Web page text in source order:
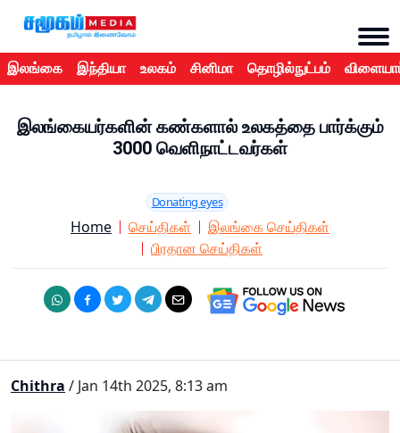
இலங்கை இந்தியா உலகம் சினிமா தொழில்நுட்பம்
இலங்கையர்களின் கண்களால் உலகத்தை பார்க்கும்
3000 வெளிநாட்டவர்கள்
Donating eyes
Home செய்திகள்
இலங்கை செய்திகள்
பிரதான செய்திகள்
Chithra / Jan 14th 2025, 8:13 am